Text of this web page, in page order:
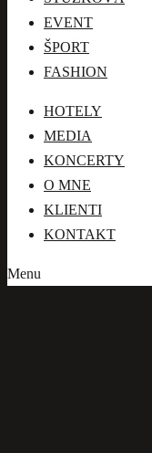
FASHION
HOTELY
O MNE
KLIENTI
EVENT
ŠPORT
FASHION
HOTELY
MEDIA
KONCERTY
O MNE
KLIENTI
KONTAKT
Menu